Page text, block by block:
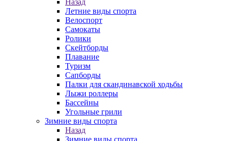
Назад
Летние виды спорта
Велоспорт
Самокаты
Ролики
Скейтборды
Плавание
Туризм
Сапборды
Палки для скандинавской ходьбы
Лыжи роллеры
Бассейны
Угольные грили
Зимние виды спорта
Назад
Зимние виды спорта